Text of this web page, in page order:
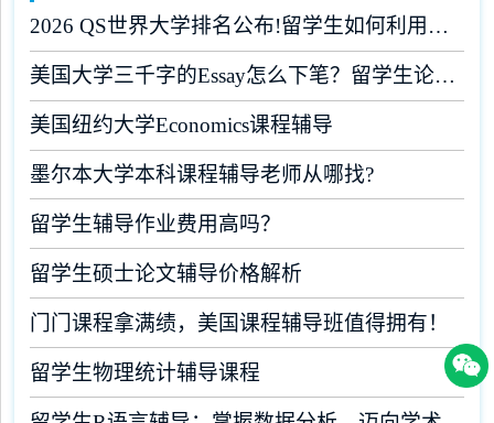
2026 QS世界大学排名公布!留学生如何利用榜单做好学业规划?
美国大学三千字的Essay怎么下笔？留学生论文辅导
美国纽约大学Economics课程辅导
墨尔本大学本科课程辅导老师从哪找?
留学生辅导作业费用高吗？
留学生硕士论文辅导价格解析
门门课程拿满绩，美国课程辅导班值得拥有！
留学生物理统计辅导课程